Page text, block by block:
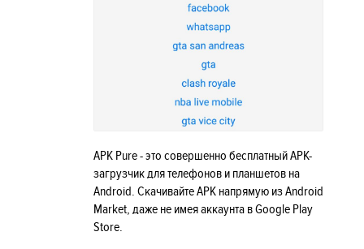
APK Pure - это совершенно бесплатный APK-
загрузчик для телефонов и планшетов на
Android. Скачивайте APK напрямую из Android
Market, даже не имея аккаунта в Google Play
Store.